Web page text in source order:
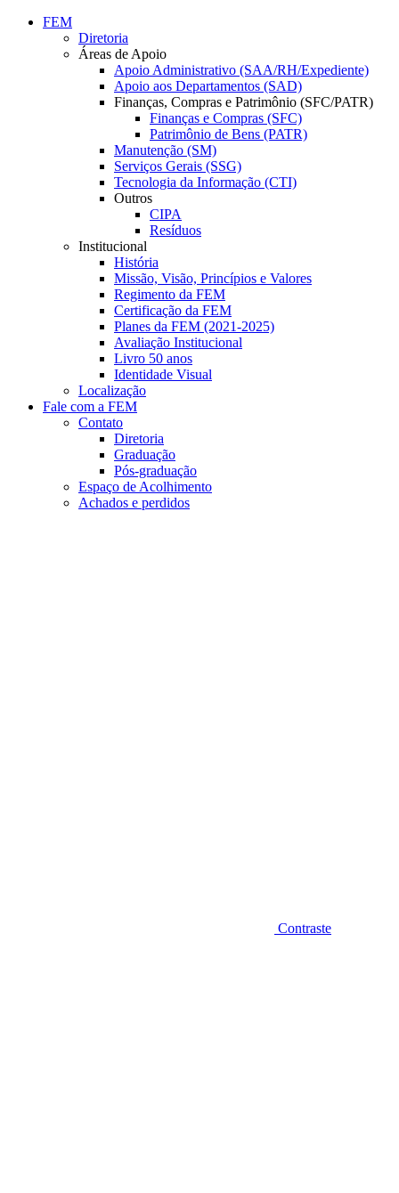
Conteúdo principal
FEM
Diretoria
Áreas de Apoio
Apoio Administrativo (SAA/RH/Expediente)
Apoio aos Departamentos (SAD)
Finanças, Compras e Patrimônio (SFC/PATR)
Finanças e Compras (SFC)
Patrimônio de Bens (PATR)
Manutenção (SM)
Serviços Gerais (SSG)
Tecnologia da Informação (CTI)
Outros
CIPA
Resíduos
Institucional
História
Missão, Visão, Princípios e Valores
Regimento da FEM
Certificação da FEM
Planes da FEM (2021-2025)
Avaliação Institucional
Livro 50 anos
Identidade Visual
Localização
Fale com a FEM
Contato
Diretoria
Graduação
Pós-graduação
Espaço de Acolhimento
Achados e perdidos
Contraste